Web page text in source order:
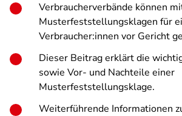
Verbraucherverbände können
Musterfeststellungsklagen für
Verbraucher:innen vor Gericht
Dieser Beitrag erklärt die
sowie Vor- und Nachteile einer
Musterfeststellungsklage.
Weiterführende Informationen